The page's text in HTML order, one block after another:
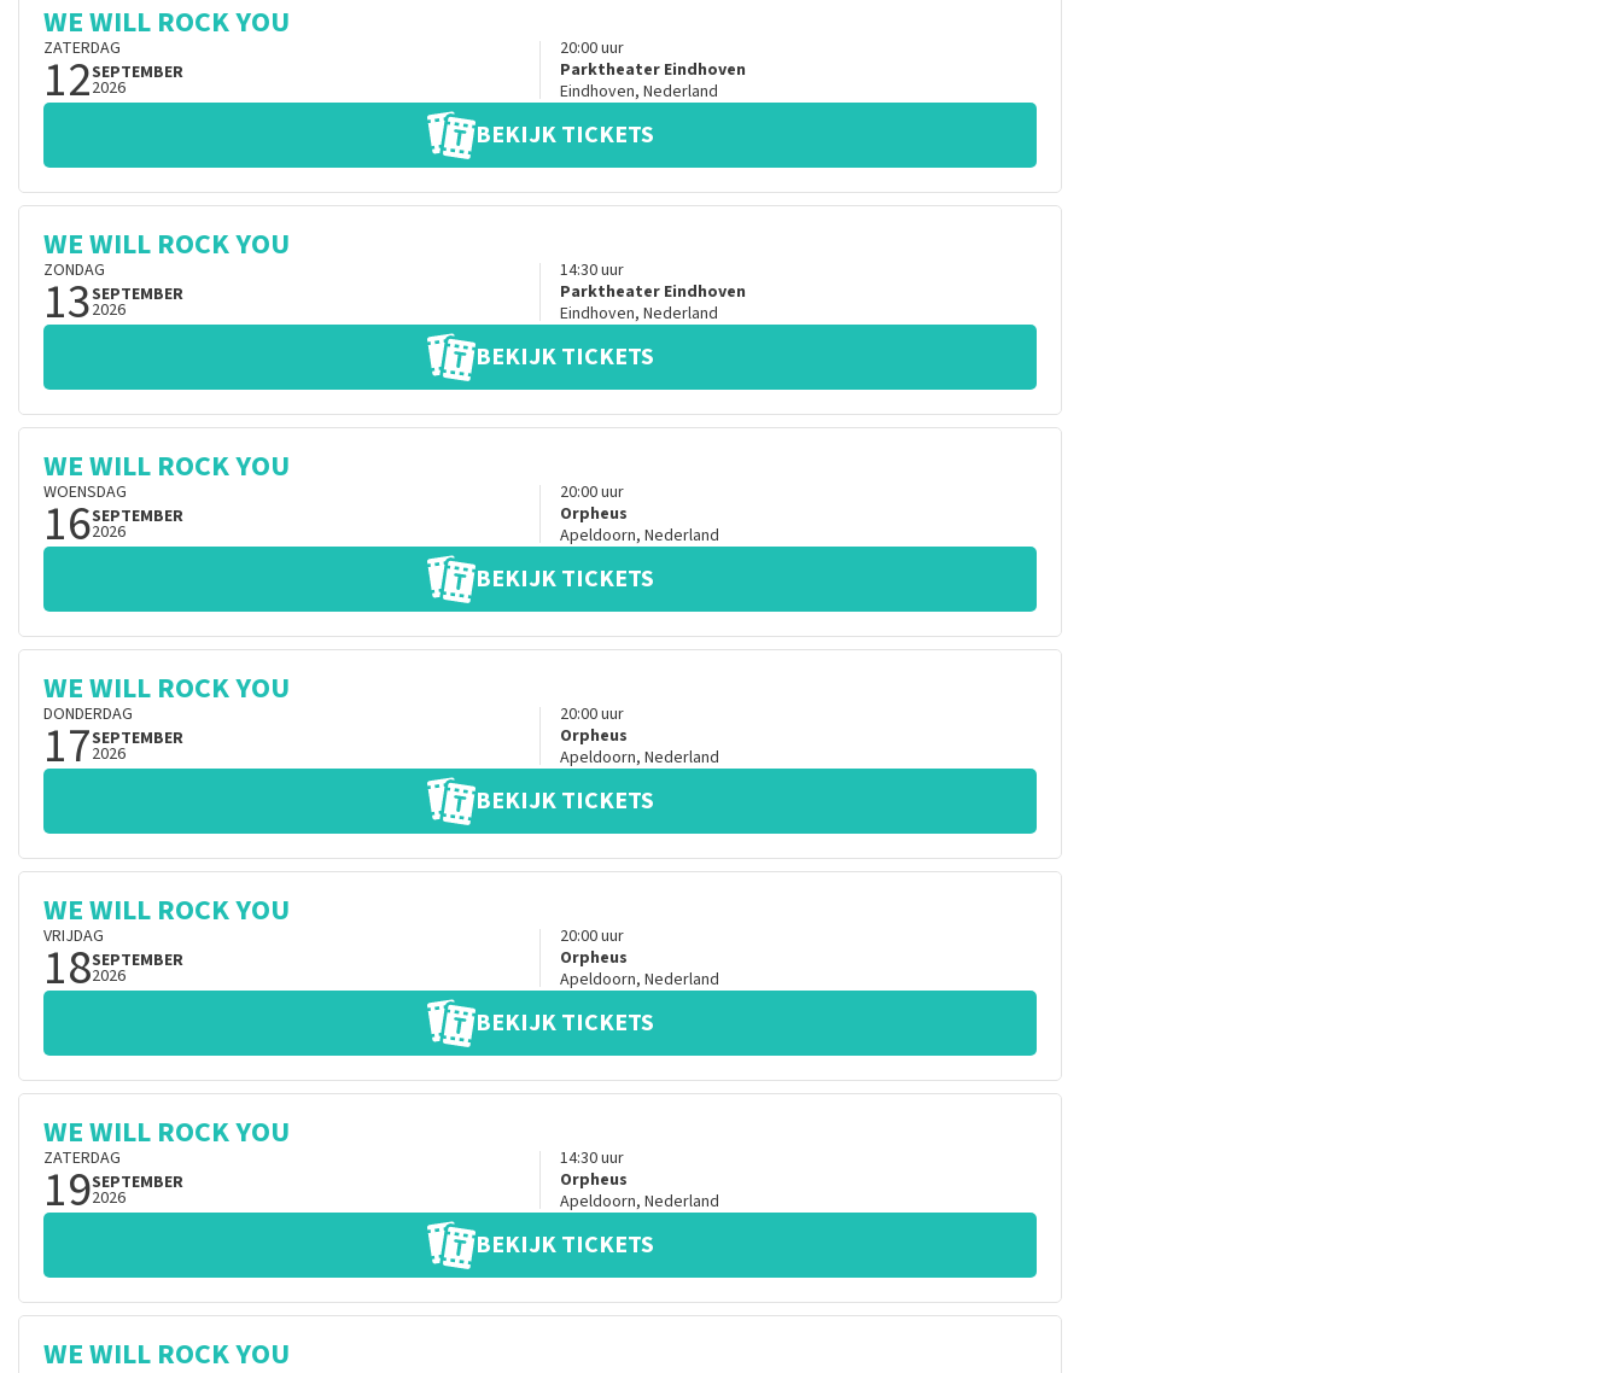
WE WILL ROCK YOU
ZATERDAG
12SEPTEMBER
2026
20:00uur
Parktheater Eindhoven
Eindhoven, Nederland
BEKIJK TICKETS
WE WILL ROCK YOU
ZONDAG
13SEPTEMBER
2026
14:30uur
Parktheater Eindhoven
Eindhoven, Nederland
BEKIJK TICKETS
WE WILL ROCK YOU
WOENSDAG
16SEPTEMBER
2026
20:00uur
Orpheus
Apeldoorn, Nederland
BEKIJK TICKETS
WE WILL ROCK YOU
DONDERDAG
17SEPTEMBER
2026
20:00uur
Orpheus
Apeldoorn, Nederland
BEKIJK TICKETS
WE WILL ROCK YOU
VRIJDAG
18SEPTEMBER
2026
20:00uur
Orpheus
Apeldoorn, Nederland
BEKIJK TICKETS
WE WILL ROCK YOU
ZATERDAG
19SEPTEMBER
2026
14:30uur
Orpheus
Apeldoorn, Nederland
BEKIJK TICKETS
WE WILL ROCK YOU